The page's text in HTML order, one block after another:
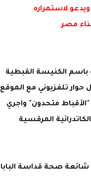
لاستمراره
مصر
الكنيسة القبطية
حوار تلفزيوني مع الموقع
متحدون" واجري
المرقسية
صحة قداسة البابا